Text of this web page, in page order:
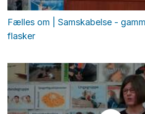
Fælles om | Samskabelse -
flasker